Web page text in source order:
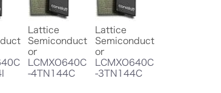
Lattice
Semiconduct
or
LCMXO640C
-4TN144C
Lattice
Semiconduct
or
LCMXO640C
-3TN144C